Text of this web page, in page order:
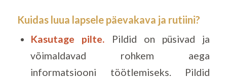
Kuidas luua lapsele päevakava ja rutiini?
Kasutage pilte.
Pildid on püsivad ja
võimaldavad rohkem aega
informatsiooni töötlemiseks. Pildid